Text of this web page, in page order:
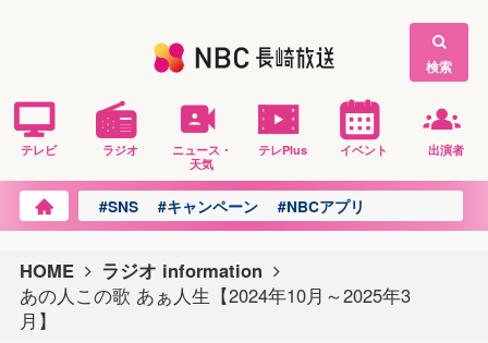
検索
テレビ ラジオ
ニュース・
天気
テレPlus イベント 出演者
#SNS #キャンペーン #NBCアプリ
HOME
ラジオ information
あの人この歌 あぁ人生【2024年10月～2025年3
月】